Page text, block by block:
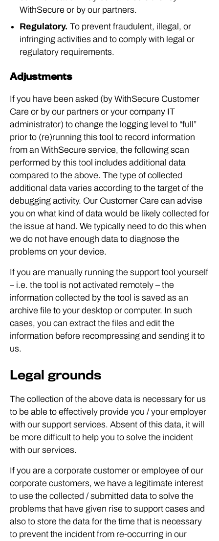
WithSecure or by our partners.
Regulatory. To prevent fraudulent, illegal, or
infringing activities and to comply with legal or
regulatory requirements.
Adjustments
If you have been asked (by WithSecure Customer
Care or by our partners or your company IT
administrator) to change the logging level to “full”
prior to (re)running this tool to record information
from an WithSecure service, the following scan
performed by this tool includes additional data
compared to the above. The type of collected
additional data varies according to the target of the
debugging activity. Our Customer Care can advise
you on what kind of data would be likely collected for
the issue at hand. We typically need to do this when
we do not have enough data to diagnose the
problems on your device.
If you are manually running the support tool yourself
– i.e. the tool is not activated remotely – the
information collected by the tool is saved as an
archive file to your desktop or computer. In such
cases, you can extract the files and edit the
information before recompressing and sending it to
us.
Legal grounds
The collection of the above data is necessary for us
to be able to effectively provide you / your employer
with our support services. Absent of this data, it will
be more difficult to help you to solve the incident
with our services.
If you are a corporate customer or employee of our
corporate customers, we have a legitimate interest
to use the collected / submitted data to solve the
problems that have given rise to support cases and
also to store the data for the time that is necessary
to prevent the incident from re-occurring in our